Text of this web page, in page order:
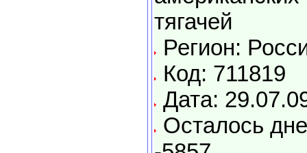
тягачей
Регион:
Код: 711819
Дата:
Осталось